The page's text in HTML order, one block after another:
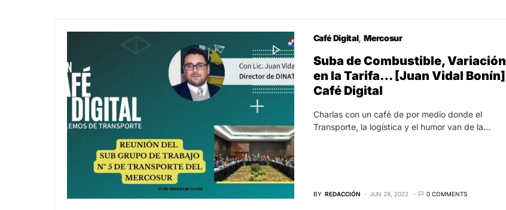
Café Digital Mercosur
Suba de Combustible, Variación
en la Tarifa… [Juan Vidal Bonín]
Café Digital
Charlas con un café de por medio donde el
Transporte, la logística y el humor van de la…
BY REDACCIÓN JUN 28, 2022 0 COMMENTS